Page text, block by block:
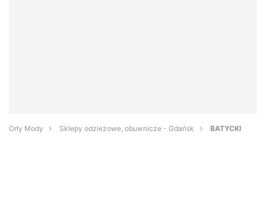
Orły Mody Sklepy odzieżowe, obuwnicze - Gdańsk BATYCKI